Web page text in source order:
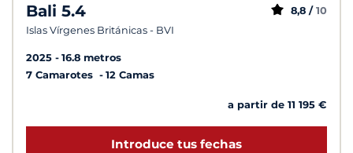
Bali 5.4
Islas Vírgenes Británicas - BVI
8,8 / 10
2025
16.8 metros
7 Camarotes
12 Camas
a partir de 11 195 €
Introduce tus fechas